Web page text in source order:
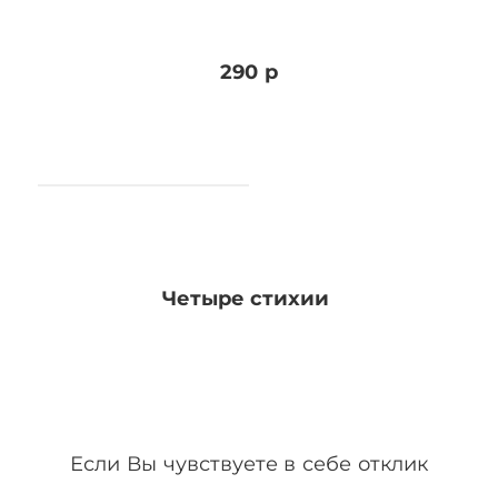
290 р
Четыре стихии
Если Вы чувствуете в себе отклик